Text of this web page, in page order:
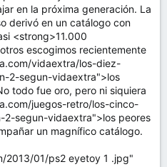
en la próxima generación. La
derivó en un catálogo con
<strong>11.000
escogimos recientemente
vidaextra/los-diez-
2-segun-vidaextra">los
todo fue oro, pero ni siquiera
juegos-retro/los-cinco-
segun-vidaextra">los peores
un magnífico catálogo.
01/ps2 eyetoy 1 .jpg"